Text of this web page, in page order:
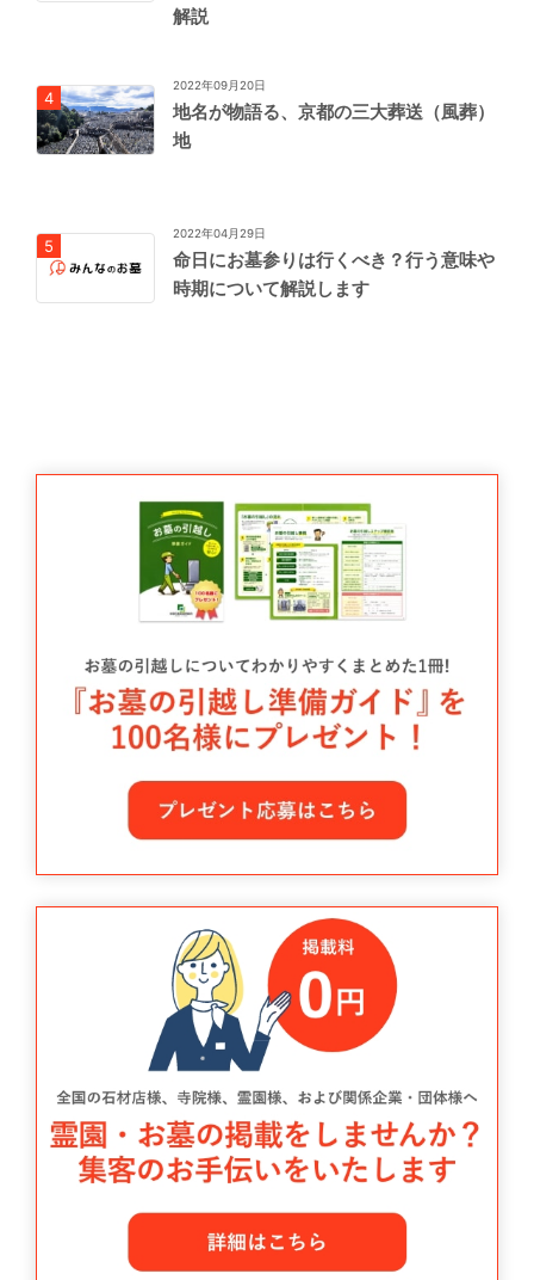
解説
2022年09月20日
地名が物語る、京都の三大葬送（風葬）
地
2022年04月29日
命日にお墓参りは行くべき？行う意味や
時期について解説します